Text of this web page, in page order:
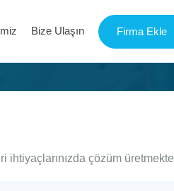
Bize Ulaşın Firma Ekle
ihtiyaçlarınızda çözüm